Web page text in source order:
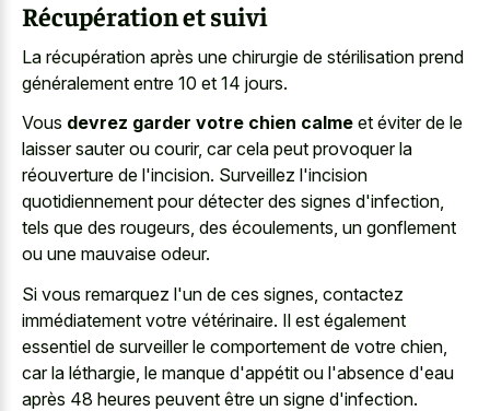
Récupération et suivi
La récupération après une chirurgie de stérilisation prend
généralement entre 10 et 14 jours.
Vous devrez garder votre chien calme et éviter de le
laisser sauter ou courir, car cela peut provoquer la
réouverture de l'incision. Surveillez l'incision
quotidiennement pour détecter des signes d'infection,
tels que des rougeurs, des écoulements, un gonflement
ou une mauvaise odeur.
Si vous remarquez l'un de ces signes, contactez
immédiatement votre vétérinaire. Il est également
essentiel de surveiller le comportement de votre chien,
car la léthargie, le manque d'appétit ou l'absence d'eau
après 48 heures peuvent être un signe d'infection.